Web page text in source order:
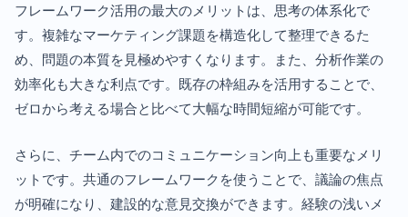
フレームワーク活用の最大のメリットは、思考の体系化で
す。複雑なマーケティング課題を構造化して整理できるた
め、問題の本質を見極めやすくなります。また、分析作業の
効率化も大きな利点です。既存の枠組みを活用することで、
ゼロから考える場合と比べて大幅な時間短縮が可能です。
さらに、チーム内でのコミュニケーション向上も重要なメリ
ットです。共通のフレームワークを使うことで、議論の焦点
が明確になり、建設的な意見交換ができます。経験の浅いメ